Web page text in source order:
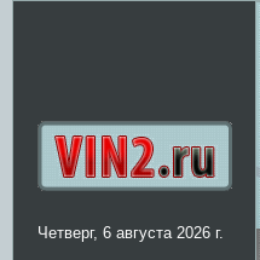
Четверг, 6 августа 2026 г.